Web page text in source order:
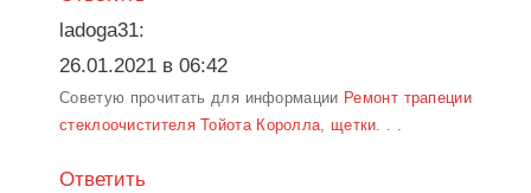
ladoga31:
26.01.2021 в 06:42
Советую прочитать для информации Ремонт трапеции
стеклоочистителя Тойота Королла, щетки. . .
Ответить